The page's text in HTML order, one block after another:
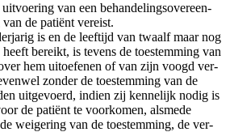
van een behan­de­lings­over­een­
de pati­ënt vereist.
is en de leef­tijd van twaalf maar nog
bereikt, is tevens de toe­stem­ming van
hem uit­oe­fe­nen of van zijn voogd ver­
zon­der de toe­stem­ming van de
uit­ge­voerd, indien zij ken­ne­lijk nodig is
de pati­ënt te voor­ko­men, als­me­de
wei­ge­ring van de toe­stem­ming, de ver­